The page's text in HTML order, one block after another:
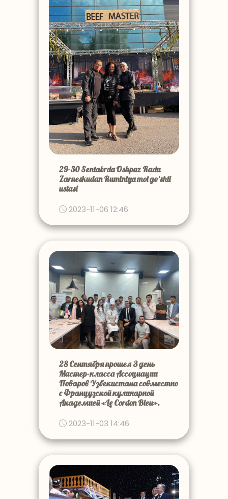
29-30 Sentabrda Oshpaz Radu
Zarneskudan Ruminiya mol go‘shti
ustasi
2023-11-06 12:46
28 Сентября прошел 3 день
Мастер-класса Ассоциации
Поваров Узбекистана совместно
с Французской кулинарной
Академией «Le Cordon Bleu».
2023-11-03 14:46